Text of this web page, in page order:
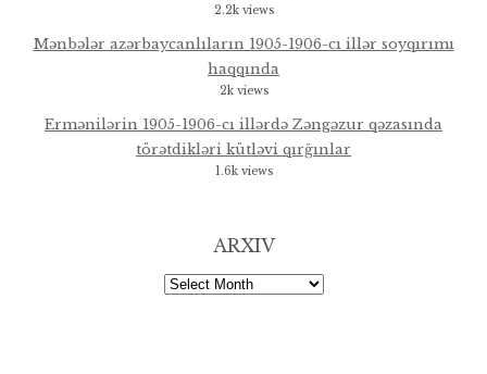
2.2k views
Mənbələr azərbaycanlıların 1905-1906-cı illər soyqırımı
haqqında
2k views
Ermənilərin 1905-1906-cı illərdə Zəngəzur qəzasında
törətdikləri kütləvi qırğınlar
1.6k views
ARXIV
Arxiv